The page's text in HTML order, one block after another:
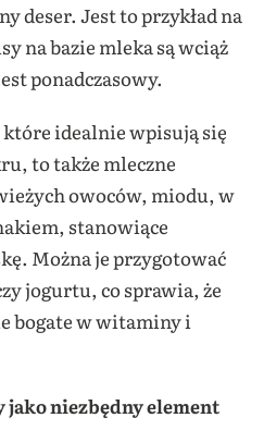
deser. Jest to przykład na
na bazie mleka są wciąż
ponadczasowy.
które idealnie wpisują się
to także mleczne
owoców, miodu, w
stanowiące
Można je przygotować
jogurtu, co sprawia, że
bogate w witaminy i
niezbędny element